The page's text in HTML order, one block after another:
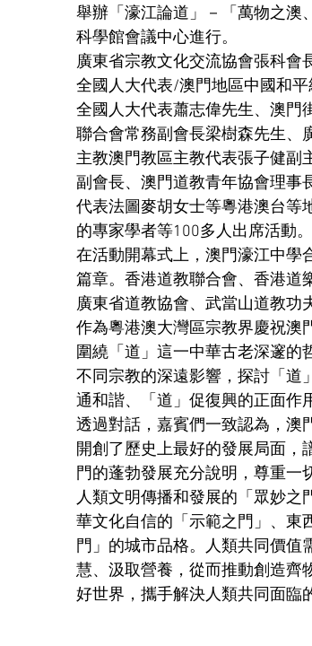
舉辦「濠江論道」－「萬物之澳
科學館會議中心進行。
廣東省宗教文化交流協會張科會
全國人大代表/澳門地區中國和
全國人大代表蕭志偉先生、澳門
聯合會常務副會長梁樹森先生、
主教澳門教區主教代表張子健副
副會長、澳門道教青年協會理事
代表法圖麥胡女士等粵港澳台等
的專家學者等100多人出席活動。
在活動開幕式上，澳門濠江中學
篇章。香港道教聯合會、香港道
廣東省道教協會、武當山道教功
作為粵港澳大灣區宗教界慶祝澳
圍繞「道」這一中華古老深邃的
不同宗教的深遠影響，探討「道
通和諧、「道」促復興的正面作
透過對話，嘉賓們一致認為，澳
開創了歷史上最好的發展局面，
門的蓬勃發展充分說明，尊重一
人類文明傳播和發展的「眾妙之
華文化自信的「示範之門」、東
門」的城市品格。人類共同價值
慧、汲取營養，從而推動創造齊
好世界，攜手解決人類共同面臨